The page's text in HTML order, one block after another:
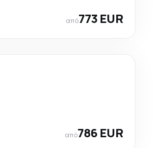
από773 EUR
από786 EUR